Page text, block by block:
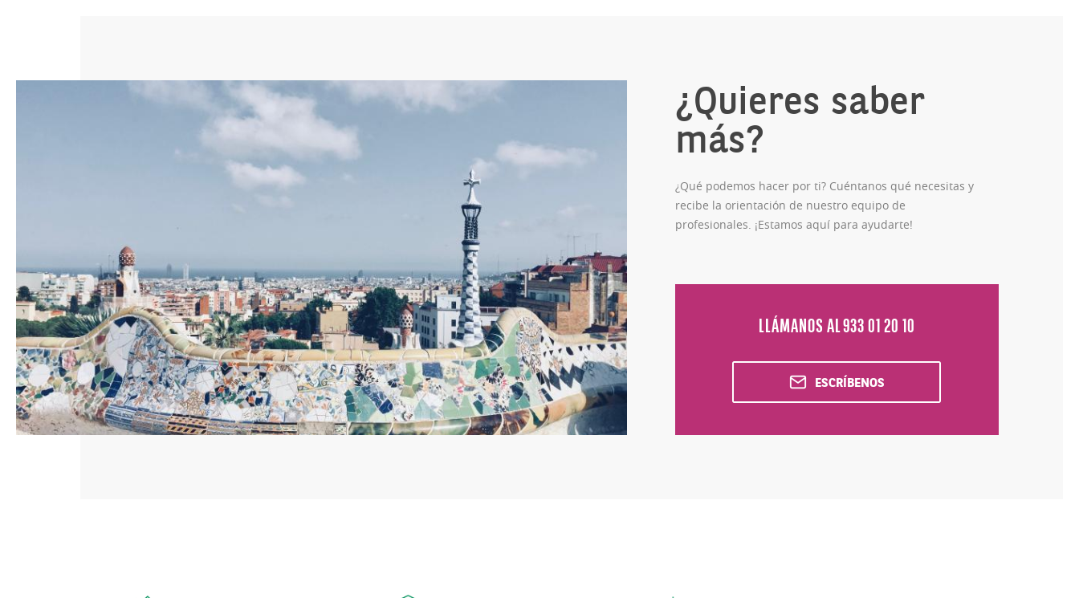
¿Quieres saber
más?
¿Qué podemos hacer por ti? Cuéntanos qué necesitas y
recibe la orientación de nuestro equipo de
profesionales. ¡Estamos aquí para ayudarte!
LLÁMANOS AL 933 01 20 10
ESCRÍBENOS